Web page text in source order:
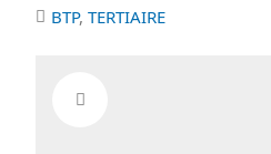
BTP, TERTIAIRE